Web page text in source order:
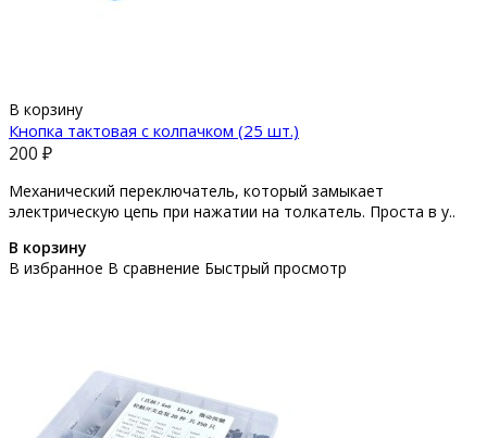
В корзину
Кнопка тактовая с колпачком (25 шт.)
200 ₽
Механический переключатель, который замыкает
электрическую цепь при нажатии на толкатель. Проста в у..
В корзину
В избранное В сравнение Быстрый просмотр